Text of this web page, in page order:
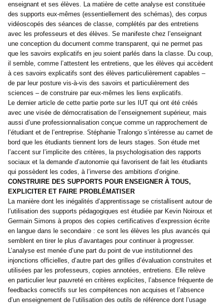
enseignant et ses élèves. La matière de cette analyse est constituée
des supports eux-mêmes (essentiellement des schémas), des corpus
vidéoscopés des séances de classe, complétés par des entretiens
avec les professeurs et des élèves. Se manifeste chez l’enseignant
une conception du document comme transparent, qui ne permet pas
que les savoirs explicatifs en jeu soient parlés dans la classe. Du coup,
il semble, comme l’attestent les entretiens, que les élèves qui accèdent
à ces savoirs explicatifs sont des élèves particulièrement capables –
de par leur posture vis-à-vis des savoirs et particulièrement des
sciences – de construire par eux-mêmes les liens explicatifs.
Le dernier article de cette partie porte sur les IUT qui ont été créés
avec une visée de démocratisation de l’enseignement supérieur, mais
aussi d’une professionnalisation conçue comme un rapprochement de
l’étudiant et de l’entreprise. Stéphanie Tralongo s’intéresse au carnet de
bord que les étudiants tiennent lors de leurs stages. Son étude met
l’accent sur l’implicite des critères, la psychologisation des rapports
sociaux et la demande d’autonomie qui favorisent de fait les étudiants
qui possèdent les codes, à l’inverse des ambitions d’origine.
CONSTRUIRE DES SUPPORTS POUR ENSEIGNER À TOUS,
EXPLICITER ET FAIRE PROBLÉMATISER
La manière dont les inégalités d’apprentissage se cristallisent autour de
l’utilisation des supports pédagogiques est étudiée par Kevin Noiroux et
Germain Simons à propos des copies certificatives d’expression écrite
en langue dans le secondaire : ce sont les élèves les plus avancés qui
semblent en tirer le plus d’avantages pour continuer à progresser.
L’analyse est menée d’une part du point de vue institutionnel des
injonctions officielles, d’autre part des grilles d’évaluation construites et
utilisées par les professeurs, copies annotées, entretiens. Elle relève
en particulier leur pauvreté en critères explicites, l’absence fréquente de
feedbacks correctifs sur les compétences non acquises et l’absence
d’un enseignement de l’utilisation des outils de référence dont l’usage